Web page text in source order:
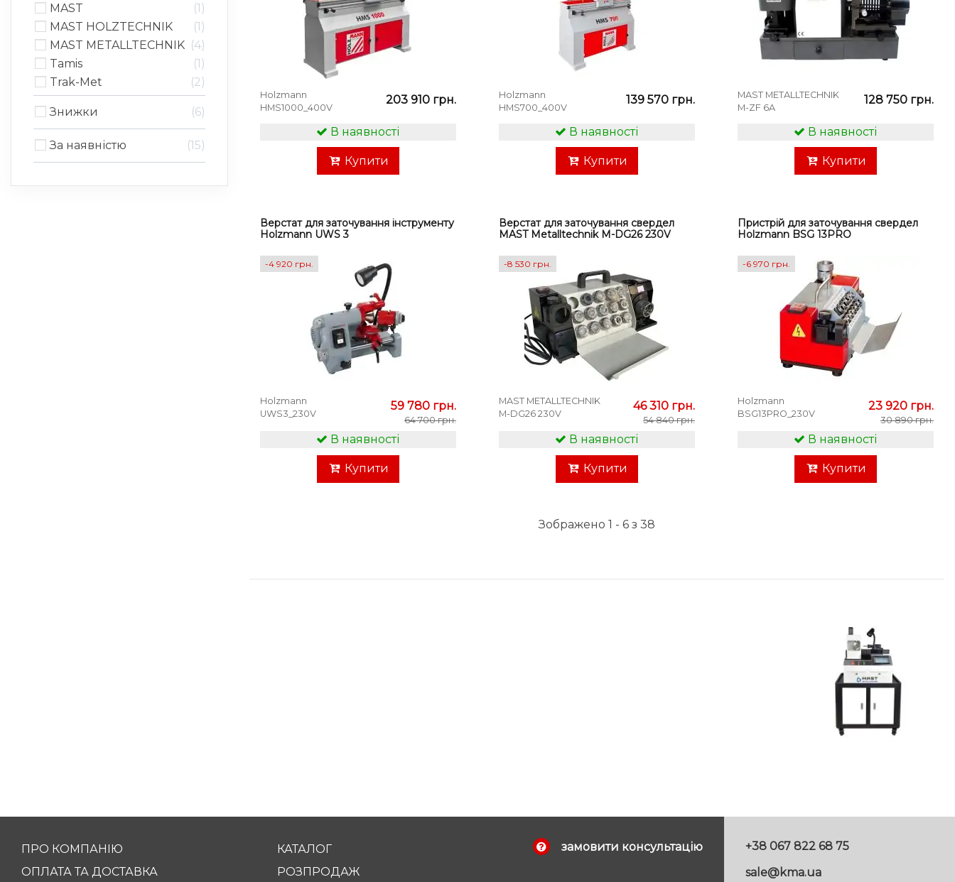
Holzmann
HMS1000_400V
203 910 грн.
В наявності
Купити
Holzmann
HMS700_400V
139 570 грн.
В наявності
Купити
MAST METALLTECHNIK
M-ZF 6A
128 750 грн.
В наявності
Купити
Верстат для заточування інструменту
Holzmann UWS 3
-4 920 грн.
Holzmann
UWS3_230V
59 780 грн.
64 700 грн.
В наявності
Купити
Верстат для заточування свердел
MAST Metalltechnik M-DG26 230V
-8 530 грн.
MAST METALLTECHNIK
M-DG26 230V
46 310 грн.
54 840 грн.
В наявності
Купити
Пристрій для заточування свердел
Holzmann BSG 13PRO
-6 970 грн.
Holzmann
BSG13PRO_230V
23 920 грн.
30 890 грн.
В наявності
Купити
Зображено 1 - 6 з 38
MAST
1
MAST HOLZTECHNIK
1
MAST METALLTECHNIK
4
Tamis
1
Trak-Met
2
Знижки 6
За наявністю 15
ПРО КОМПАНІЮ
ОПЛАТА ТА ДОСТАВКА
КАТАЛОГ
РОЗПРОДАЖ
замовити консультацію
+38 067 822 68 75
sale@kma.ua